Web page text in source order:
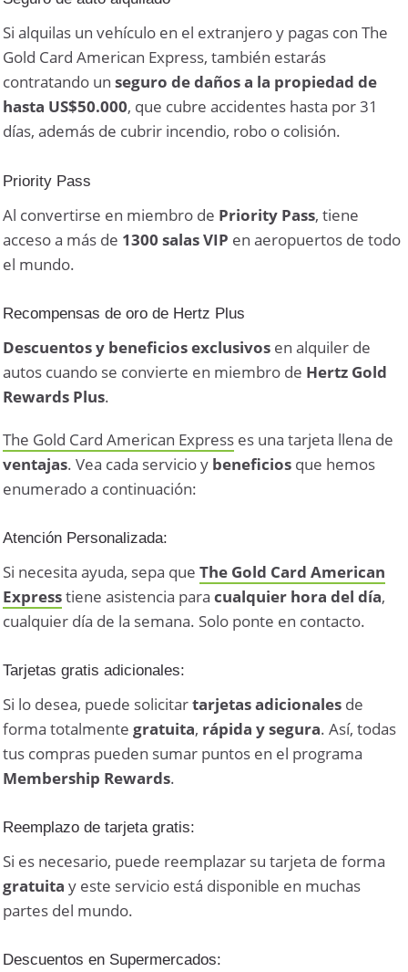
Si alquilas un vehículo en el extranjero y pagas con The
Gold Card American Express, también estarás
contratando unseguro de daños a la propiedad de
hasta US$50.000, que cubre accidentes hasta por 31
días, además de cubrir incendio, robo o colisión.
Priority Pass
Al convertirse en miembro de Priority Pass, tiene
acceso a más de 1300 salas VIP en aeropuertos de todo
el mundo.
Recompensas de oro de Hertz Plus
Descuentos y beneficios exclusivos en alquiler de
autos cuando se convierte en miembro de Hertz Gold
Rewards Plus.
The Gold Card American Express es una tarjeta llena de
ventajas. Vea cada servicio y beneficios que hemos
enumerado a continuación:
Atención Personalizada:
Si necesita ayuda, sepa queThe Gold Card American
Expresstiene asistencia paracualquier hora del día,
cualquier día de la semana. Solo ponte en contacto.
Tarjetas gratis adicionales:
Si lo desea, puede solicitartarjetas adicionales de
forma totalmentegratuita, rápida y segura. Así, todas
tus compras pueden sumar puntos en el programa
Membership Rewards.
Reemplazo de tarjeta gratis:
Si es necesario, puede reemplazar su tarjeta de forma
gratuita y este servicio está disponible en muchas
partes del mundo.
Descuentos en Supermercados: